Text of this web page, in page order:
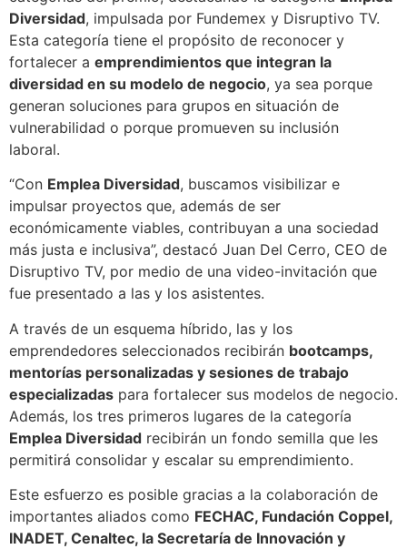
Diversidad, impulsada por Fundemex y Disruptivo TV.
Esta categoría tiene el propósito de reconocer y
fortalecer a emprendimientos que integran la
diversidad en su modelo de negocio, ya sea porque
generan soluciones para grupos en situación de
vulnerabilidad o porque promueven su inclusión
laboral.
“Con Emplea Diversidad, buscamos visibilizar e
impulsar proyectos que, además de ser
económicamente viables, contribuyan a una sociedad
más justa e inclusiva”, destacó Juan Del Cerro, CEO de
Disruptivo TV, por medio de una video-invitación que
fue presentado a las y los asistentes.
A través de un esquema híbrido, las y los
emprendedores seleccionados recibirán bootcamps,
mentorías personalizadas y sesiones de trabajo
especializadas para fortalecer sus modelos de negocio.
Además, los tres primeros lugares de la categoría
Emplea Diversidad recibirán un fondo semilla que les
permitirá consolidar y escalar su emprendimiento.
Este esfuerzo es posible gracias a la colaboración de
importantes aliados como FECHAC, Fundación Coppel,
INADET, Cenaltec, la Secretaría de Innovación y